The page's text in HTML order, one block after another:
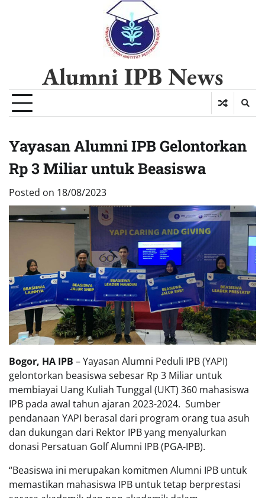
Alumni IPB News
Yayasan Alumni IPB Gelontorkan
Rp 3 Miliar untuk Beasiswa
Posted on 18/08/2023
Bogor, HA IPB – Yayasan Alumni Peduli IPB (YAPI)
gelontorkan beasiswa sebesar Rp 3 Miliar untuk
membiayai Uang Kuliah Tunggal (UKT) 360 mahasiswa
IPB pada awal tahun ajaran 2023-2024. Sumber
pendanaan YAPI berasal dari program orang tua asuh
dan dukungan dari Rektor IPB yang menyalurkan
donasi Persatuan Golf Alumni IPB (PGA-IPB).
“Beasiswa ini merupakan komitmen Alumni IPB untuk
memastikan mahasiswa IPB untuk tetap berprestasi